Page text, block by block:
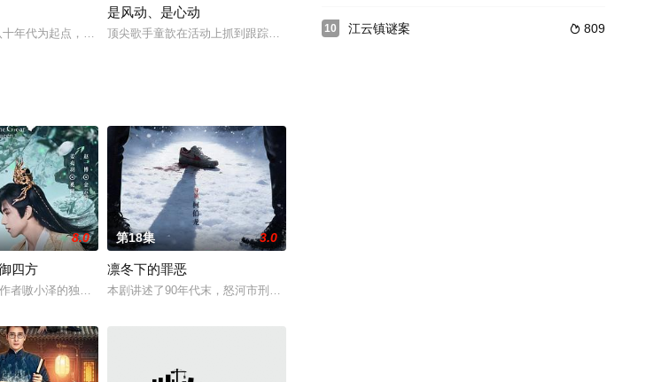
的罗爸带着一对龙凤胎儿女，离异的罗
年代为起点，讲述了艾长安、沈夏为主的华汽子弟和来到华汽厂实习的徐
是风动、是心动
顶尖歌手童歆在活动上抓到跟踪自己的私生饭，竟是曾亲如姐妹的闺蜜安凝。安凝控诉她偷走
，他们决心各展所长创办旅行社。
8.0
四方
者嗷小泽的独家连载漫画《吾凰在上》。现代少女奚圆（姜贞羽 饰）因意
第18集 3.0
凛冬下的罪恶
本剧讲述了90年代末，怒河市刑侦支队在无普及监控、无DNA鉴定技术的支持下，通过摸
10  809
江云镇谜案